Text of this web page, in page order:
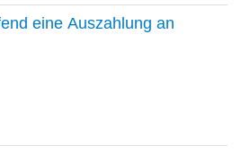
eine Auszahlung an